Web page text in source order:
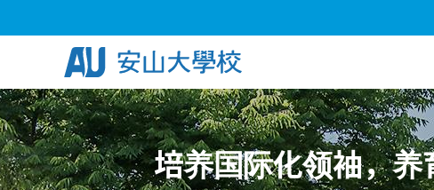
Skip Menu
培养国际化领袖，